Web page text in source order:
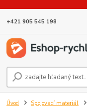
+421 905 545 198
Úvod Spojovací materiál